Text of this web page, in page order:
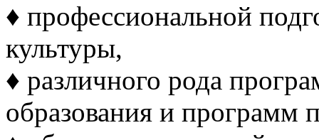
♦ профессиональной
культуры,
♦ различного рода
образования и программ